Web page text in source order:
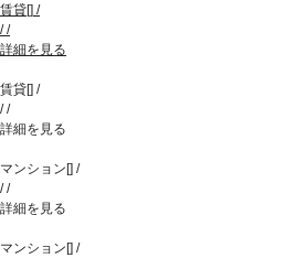
賃貸[] /
//
詳細を見る
賃貸[] /
//
詳細を見る
マンション[] /
//
詳細を見る
マンション[] /